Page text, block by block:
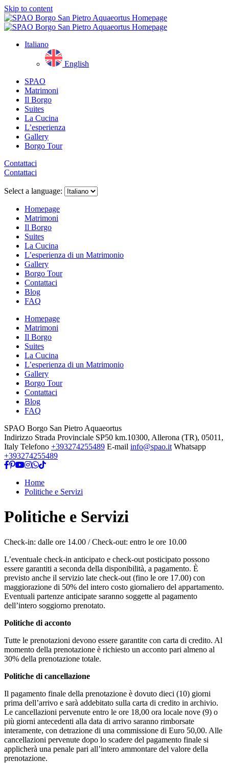
Skip to content
Italiano
English
SPAO
Matrimoni
Il Borgo
Suites
La Cucina
L’esperienza
Gallery
Borgo Tour
Contattaci
Contattaci
menu
Select a language:
Homepage
Matrimoni
Il Borgo
Suites
La Cucina
L’esperienza di un Matrimonio
Gallery
Borgo Tour
Contattaci
Blog
FAQ
Homepage
Matrimoni
Il Borgo
Suites
La Cucina
L’esperienza di un Matrimonio
Gallery
Borgo Tour
Contattaci
Blog
FAQ
SPAO Borgo San Pietro Aquaeortus
Indirizzo Strada Provinciale SP50 km.10300, Allerona (TR), 05011,
Italy Telefono +393274255489 E-mail info@spao.it Whatsapp
+393274255489
Home
Politiche e Servizi
Politiche e Servizi
Check-in: dalle ore 14.00 / Check-out: entro le ore 10.00
L’eventuale check-in anticipato e check-out posticipato possono
essere garantiti a seconda della disponibilità, a pagamento. È
previsto anche il servizio late check-out (fino le ore 17.00) con
maggiorazione di 50% del intero costo giornaliero del appartamento.
Eventuali partenze anticipate saranno soggette al pagamento
dell’intero soggiorno prenotato.
Politiche di acconto
Tutte le prenotazioni devono essere garantite con carta di credito. Al
momento della prenotazione è richiesto un acconto pari almeno al
30% della prenotazione totale.
Politiche di cancellazione
Il pagamento finale della prenotazione è dovuto dieci (10) giorni
prima dell’arrivo e sarà addebitato sulla carta di credito in archivio.
Le cancellazioni pervenute entro le ore 18,00 ora locale nove (9) o
più giorni antecedenti alla data di arrivo saranno rimborsate
interamente, con detrazione di una commissione di Euro 50,00. Alle
cancellazioni pervenute dopo lo scadere del pagamento finale si
applicherà una penale pari all’intero ammontare del valore della
prenotazione.